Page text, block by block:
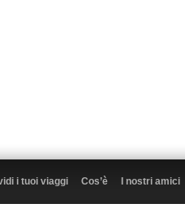
i tuoi viaggi Cos’è I nostri amici